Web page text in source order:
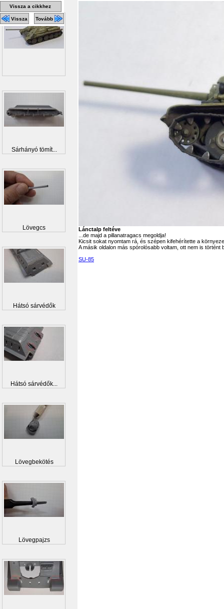
Lánctalp feltéve
...de majd a pillanatragacs megoldja!
Kicsit sokat nyomtam rá, és szépen kifehérítette a
A másik oldalon más spórolósabb voltam, ott nem is történt
SU-85
Vissza a cikkhez
Vissza Tovább
Sárhányó tömít...
Lövegcs
Hátsó sárvédők
Hátsó sárvédők...
Lövegbekötés
Lövegpajzs